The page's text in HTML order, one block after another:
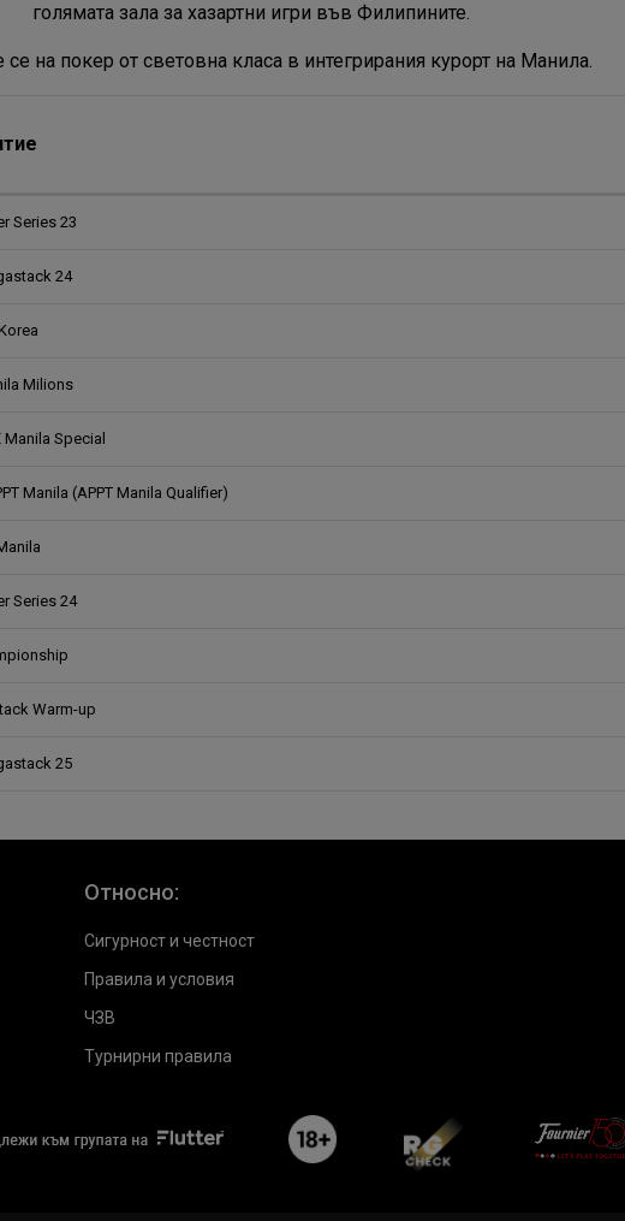
голямата зала за хазартни игри във Филипините.
се на покер от световна класа в интегрирания курорт на Манила.
Series 23
24
Milions
Manila Special
Manila (APPT Manila Qualifier)
Series 24
Warm-up
25
Относно:
Сигурност и честност
Правила и условия
ЧЗВ
Турнирни правила
flutterLogo